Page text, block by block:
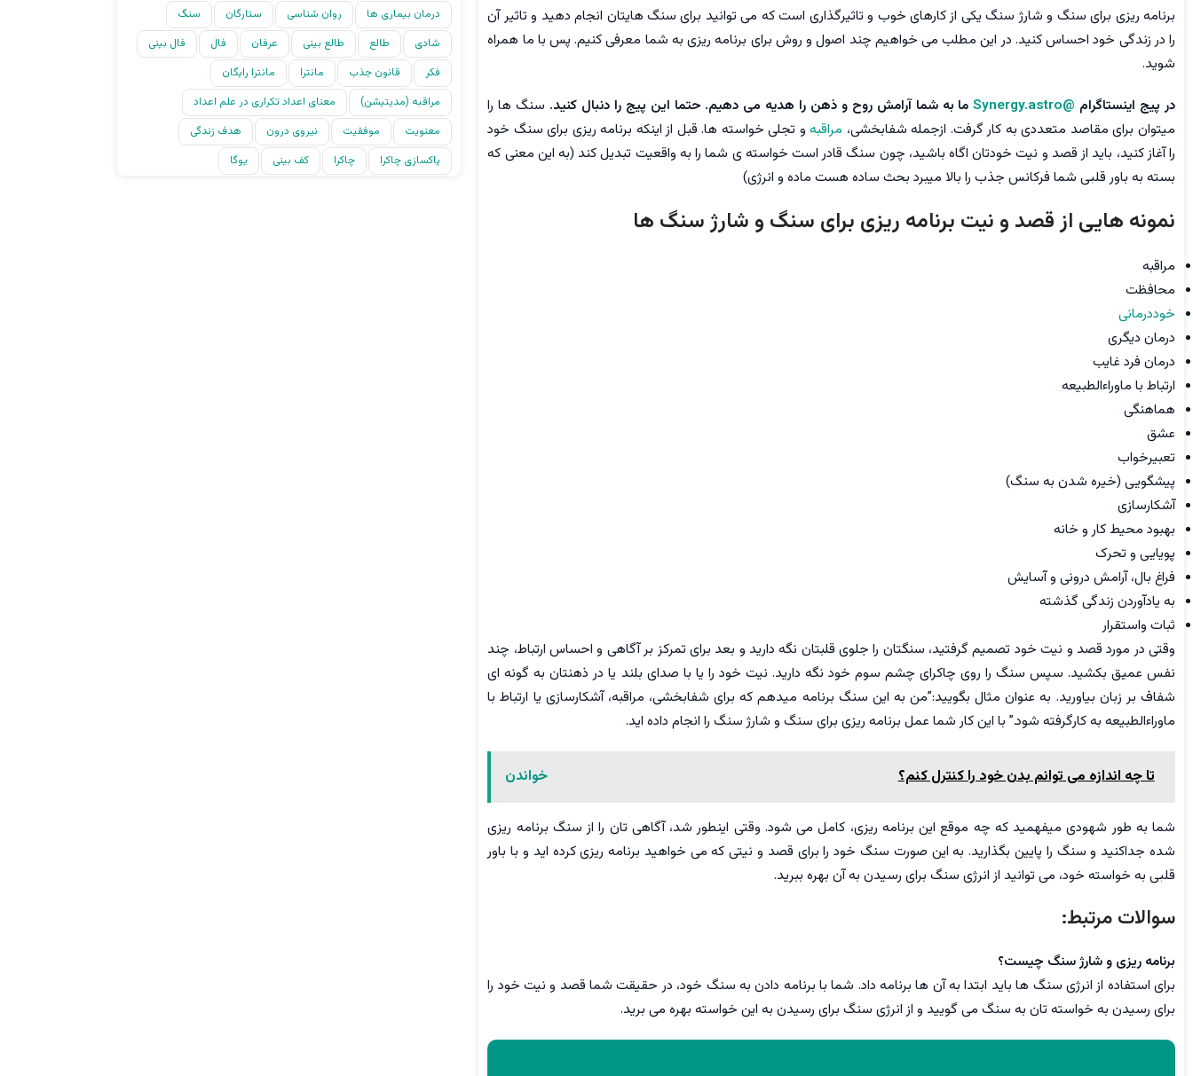
برنامه ریزی برای سنگ و شارژ سنگ یکی از کارهای خوب و تاثیرگذاری است که می توانید برای سنگ هایتان انجام دهید و تاثیر آن
را در زندگی خود احساس کنید. در این مطلب می خواهیم چند اصول و روش برای برنامه ریزی به شما معرفی کنیم. پس با ما همراه
شوید.
در پیج اینستاگرام @Synergy.astro ما به شما آرامش روح و ذهن را هدیه می دهیم. حتما این پیج را دنبال کنید. سنگ ها را
میتوان برای مقاصد متعددی به کار گرفت. ازجمله شفابخشی، مراقبهو تجلی خواسته ها. قبل از اینکه برنامه ریزی برای سنگ خود
را آغاز کنید، باید از قصد و نیت خودتان اگاه باشید، چون سنگ قادر است خواسته ی شما را به واقعیت تبدیل کند (به این معنی که
بسته به باور قلبی شما فرکانس جذب را بالا میبرد بحث ساده هست ماده و انرژی)
نمونه هایی از قصد و نیت برنامه ریزی برای سنگ و شارژ سنگ ها
مراقبه
محافظت
خوددرمانی
درمان دیگری
درمان فرد غایب
ارتباط با ماوراءالطبیعه
هماهنگی
عشق
تعبیرخواب
پیشگویی (خیره شدن به سنگ)
آشکارسازی
بهبود محیط کار و خانه
پویایی و تحرک
فراغ بال، آرامش درونی و آسایش
به یادآوردن زندگی گذشته
ثبات واستقرار
وقتی در مورد قصد و نیت خود تصمیم گرفتید، سنگتان را جلوی قلبتان نگه دارید و بعد برای تمرکز بر آگاهی و احساس ارتباط، چند
نفس عمیق بکشید. سپس سنگ را روی چاکرای چشم سوم خود نگه دارید. نیت خود را یا با صدای بلند یا در ذهنتان به گونه ای
شفاف بر زبان بیاورید. به عنوان مثال بگویید:”من به این سنگ برنامه میدهم که برای شفابخشی، مراقبه، آشکارسازی یا ارتباط با
ماوراءالطبیعه به کارگرفته شود.” با این کار شما عمل برنامه ریزی برای سنگ و شارژ سنگ را انجام داده اید.
خواندن تا چه اندازه می توانم بدن خود را کنترل کنم؟
شما به طور شهودی میفهمید که چه موقع این برنامه ریزی، کامل می شود. وقتی اینطور شد، آگاهی تان را از سنگ برنامه ریزی
شده جداکنید و سنگ را پایین بگذارید. به این صورت سنگ خود را برای قصد و نیتی که می خواهید برنامه ریزی کرده اید و با باور
قلبی به خواسته خود، می توانید از انرژی سنگ برای رسیدن به آن بهره ببرید.
سوالات مرتبط:
برنامه ریزی و شارژ سنگ چیست؟
برای استفاده از انرژی سنگ ها باید ابتدا به آن ها برنامه داد. شما با برنامه دادن به سنگ خود، در حقیقت شما قصد و نیت خود را
برای رسیدن به خواسته تان به سنگ می گویید و از انرژی سنگ برای رسیدن به این خواسته بهره می برید.
درمان بیماری ها
روان شناسی ستارگان
سنگ
شادی
طالع طالع بینی عرفان فال
فال بینی
فکر
قانون جذب مانترا
مانترا رایگان
مراقبه (مدیتیشن)
معنای اعداد تکراری در علم اعداد
معنویت
موفقیت نیروی درون
هدف زندگی
پاکسازی چاکرا
چاکرا کف بینی یوگا